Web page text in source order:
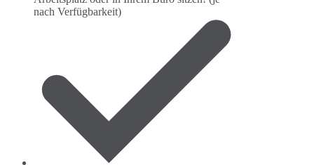
nach Verfügbarkeit)